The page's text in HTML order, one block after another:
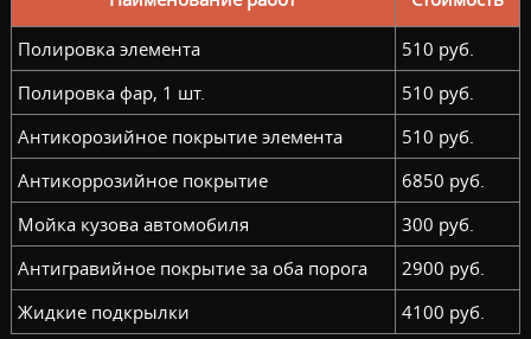
Полировка элемента
510 руб.
Полировка фар, 1 шт.
510 руб.
Антикорозийное покрытие элемента
510 руб.
Антикоррозийное покрытие
6850 руб.
Мойка кузова автомобиля
300 руб.
Антигравийное покрытие за оба порога
2900 руб.
Жидкие подкрылки
4100 руб.